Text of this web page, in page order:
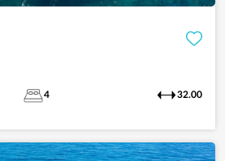
4
32.00